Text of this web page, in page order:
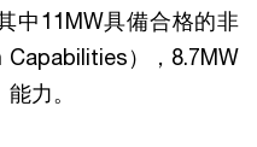
中11MW具備合格的非
Capabilities），8.7MW
力。